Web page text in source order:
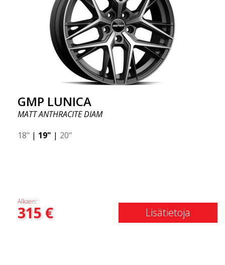
GMP LUNICA
MATT ANTHRACITE DIAM
18" | 19" | 20"
Alkaen:
315€ Lisätietoja